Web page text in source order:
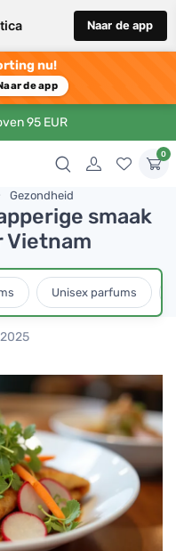
Naar de app
nu!
de app
95 EUR
0
Gezondheid
smaak
Vietnam
Unisex parfums